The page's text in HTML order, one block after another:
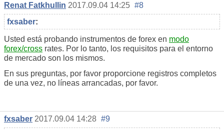
Renat Fatkhullin 2017.09.04 14:25 #8
fxsaber:
Usted está probando instrumentos de forex en modo
forex/cross rates. Por lo tanto, los requisitos para el entorno
de mercado son los mismos.
En sus preguntas, por favor proporcione registros completos
de una vez, no líneas arrancadas, por favor.
fxsaber 2017.09.04 14:28 #9